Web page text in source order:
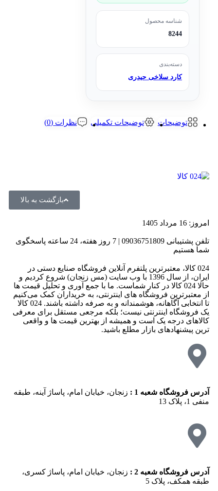
شناسه محصول
8244
دسته‌بندی
کارد سلاخی حیدری
توضیحات توضیحات تکمیلی نظرات (0)
بازگشت به بالا
امروز: 16 مرداد 1405
تلفن پشتیبانی 09036751809 | 7 روز هفته، 24 ساعته پاسخگوی
شما هستیم
024 کالا، معتبرترین پلتفرم آنلاین فروشگاه صنایع دستی در
ایران، از سال 1396 با وب سایت (مس زنجان) شروع کردیم و
حالا 024 کالا در کنار شماست. ما با جمع‌ آوری و تحلیل قیمت‌ ها
از معتبرترین فروشگاه‌ های اینترنتی، به خریداران کمک می‌کنیم
تا انتخابی آگاهانه، هوشمندانه و به‌ صرفه داشته باشند. 024 کالا
یک فروشگاه اینترنتی نیست؛ بلکه مرجعی مستقل برای معرفی
کالاهای درجه یک است و همیشه از بهترین قیمت‌ ها و واقعی‌
ترین پیشنهادهای بازار مطلع باشید.
آدرس فروشگاه شعبه 1 :
زنجان، خیابان امام، پاساژ آینه، طبقه
منفی 1، پلاک 13
آدرس فروشگاه شعبه 2 :
زنجان، خیابان امام، پاساژ کسری،
طبقه همکف، پلاک 5